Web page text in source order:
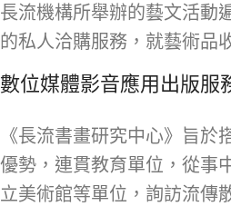
長流機構所舉辦的藝文活動
的私人洽購服務，就藝術品
數位媒體影音應用出版服
《長流書畫研究中心》旨
優勢，連貫教育單位，從事
立美術館等單位，詢訪流傳